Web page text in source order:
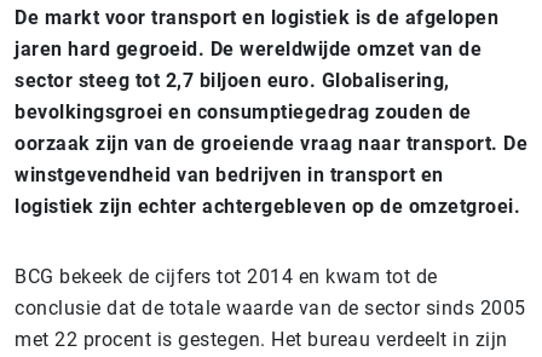
De markt voor transport en logistiek is de afgelopen
jaren hard gegroeid. De wereldwijde omzet van de
sector steeg tot 2,7 biljoen euro. Globalisering,
bevolkingsgroei en consumptiegedrag zouden de
oorzaak zijn van de groeiende vraag naar transport. De
winstgevendheid van bedrijven in transport en
logistiek zijn echter achtergebleven op de omzetgroei.
BCG bekeek de cijfers tot 2014 en kwam tot de
conclusie dat de totale waarde van de sector sinds 2005
met 22 procent is gestegen. Het bureau verdeelt in zijn